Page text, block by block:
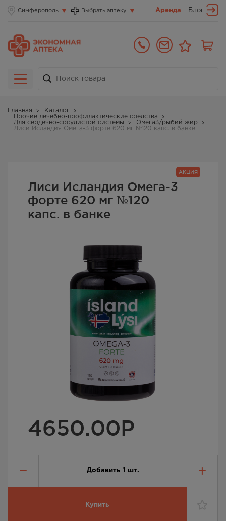
Симферополь Выбрать аптеку Аренда Блог
Главная
Каталог
Прочие лечебно-профилактические средства
Для сердечно-сосудистой системы
Омега3/рыбий жир
Лиси Исландия Омега-3 форте 620 мг №120 капс. в банке
АКЦИЯ
Лиси Исландия Омега-3
форте 620 мг №120
капс. в банке
4650.00Р
Добавить 1 шт.
Купить